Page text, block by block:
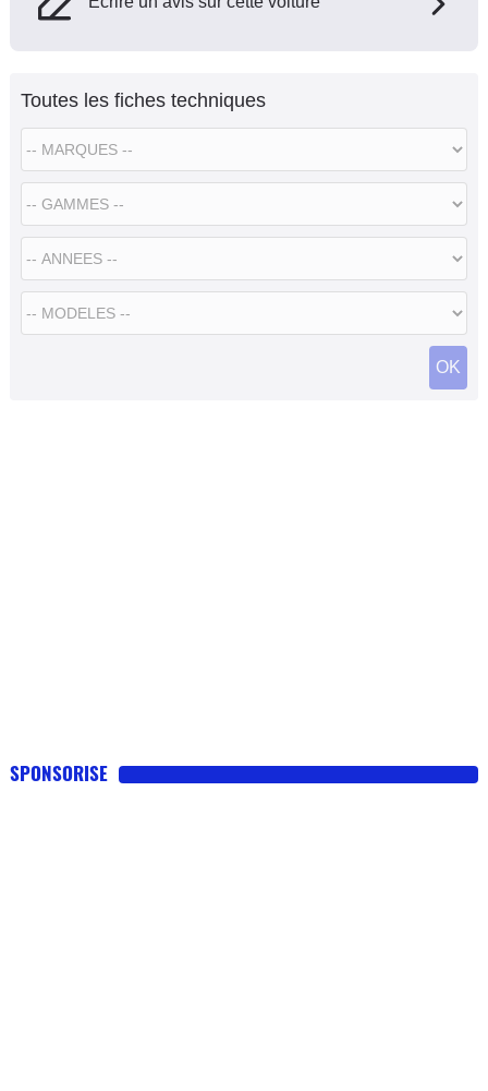
Toutes les fiches techniques
SPONSORISE